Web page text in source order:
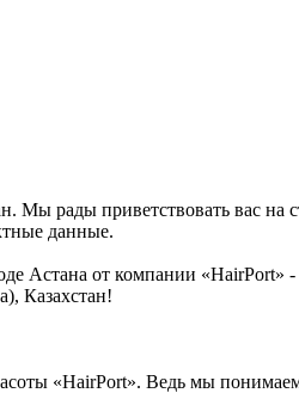
рады приветствовать вас на
данные.
Астана от компании
Казахстан!
«HairPort». Ведь мы